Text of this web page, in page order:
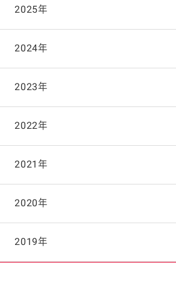
2025年
2025年12月
2025年11月
2025年10月
2025年9月
2025年8月
2025年7月
2024年
2024年12月
2024年11月
2024年10月
2024年9月
2024年8月
2023年
2023年12月
2023年11月
2023年10月
2023年9月
2022年
2022年12月
2022年11月
2022年10月
2021年
2021年12月
2021年11月
2020年
2020年12月
2019年